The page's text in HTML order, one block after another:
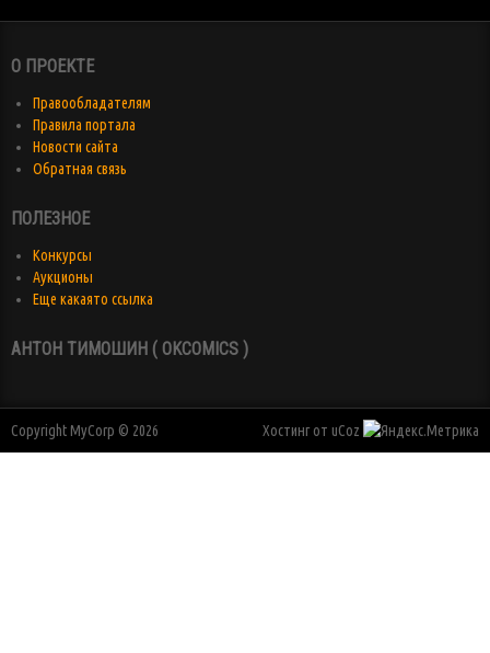
О ПРОЕКТЕ
Правообладателям
Правила портала
Новости сайта
Обратная связь
ПОЛЕЗНОЕ
Конкурсы
Аукционы
Еще какаято ссылка
АНТОН ТИМОШИН ( OKCOMICS )
Хостинг от uCoz
Copyright MyCorp © 2026